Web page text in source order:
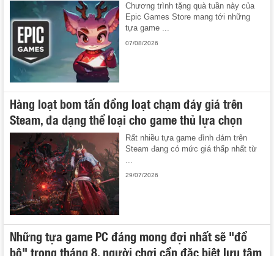
Chương trình tặng quà tuần này của
Epic Games Store mang tới những
tựa game ...
07/08/2026
Hàng loạt bom tấn đồng loạt chạm đáy giá trên
Steam, đa dạng thể loại cho game thủ lựa chọn
Rất nhiều tựa game đình đám trên
Steam đang có mức giá thấp nhất từ
...
29/07/2026
Những tựa game PC đáng mong đợi nhất sẽ "đổ
bộ" trong tháng 8, người chơi cần đặc biệt lưu tâm